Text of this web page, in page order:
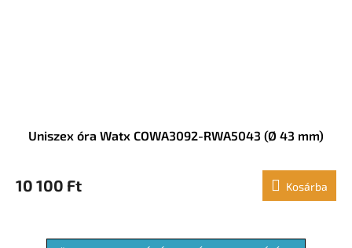
Uniszex óra Watx COWA3092-RWA5043 (Ø 43 mm)
10 100 Ft Kosárba